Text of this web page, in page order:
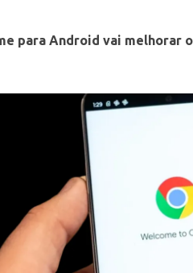
para Android vai